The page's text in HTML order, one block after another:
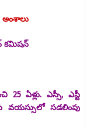
అంశాలు
కమిషన్
25 ఏళ్లు. ఎస్సీ, ఎస్టీ
వయస్సులో సడలింపు